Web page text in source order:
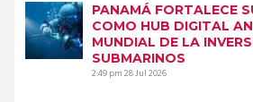
PANAMÁ FORTALECE
COMO HUB DIGITAL
MUNDIAL DE LA
SUBMARINOS
2:49 pm28 Jul 2026